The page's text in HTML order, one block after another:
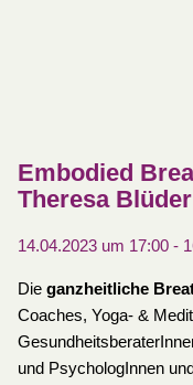
Embodied
Theresa
14.04.2023 um 17:00-
Die ganzheitliche
Coaches, Yoga- &
und PsychologInnen